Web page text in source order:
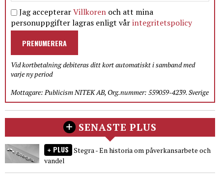
Jag accepterarVillkoren och att mina
personuppgifter lagras enligt vårintegritetspolicy
PRENUMERERA
Vid kortbetalning debiteras ditt kort automatiskt i samband med
varje ny period
Mottagare: Publicism NITEK AB, Org.nummer: 559059-4239. Sverige
SENASTE PLUS
PLUS Stegra - En historia om påverkansarbete och
vandel